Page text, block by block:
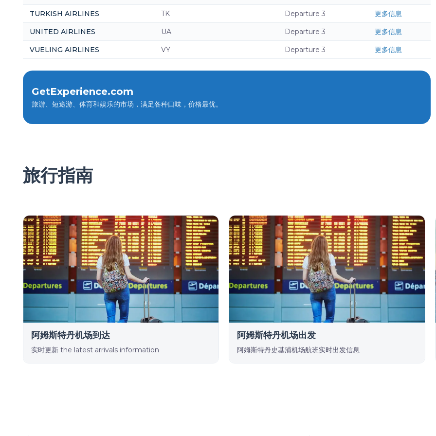
TURKISH AIRLINES TK Departure 3 更多信息
UNITED AIRLINES UA Departure 3 更多信息
VUELING AIRLINES VY Departure 3 更多信息
GetExperience.com
旅游、短途游、体育和娱乐的市场，满足各种口味，价格最优。
旅行指南
阿姆斯特丹机场到达
实时更新 the latest arrivals information
阿姆斯特丹机场出发
阿姆斯特丹史基浦机场航班实时出发信息